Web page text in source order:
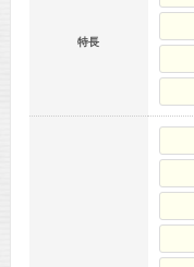
特長